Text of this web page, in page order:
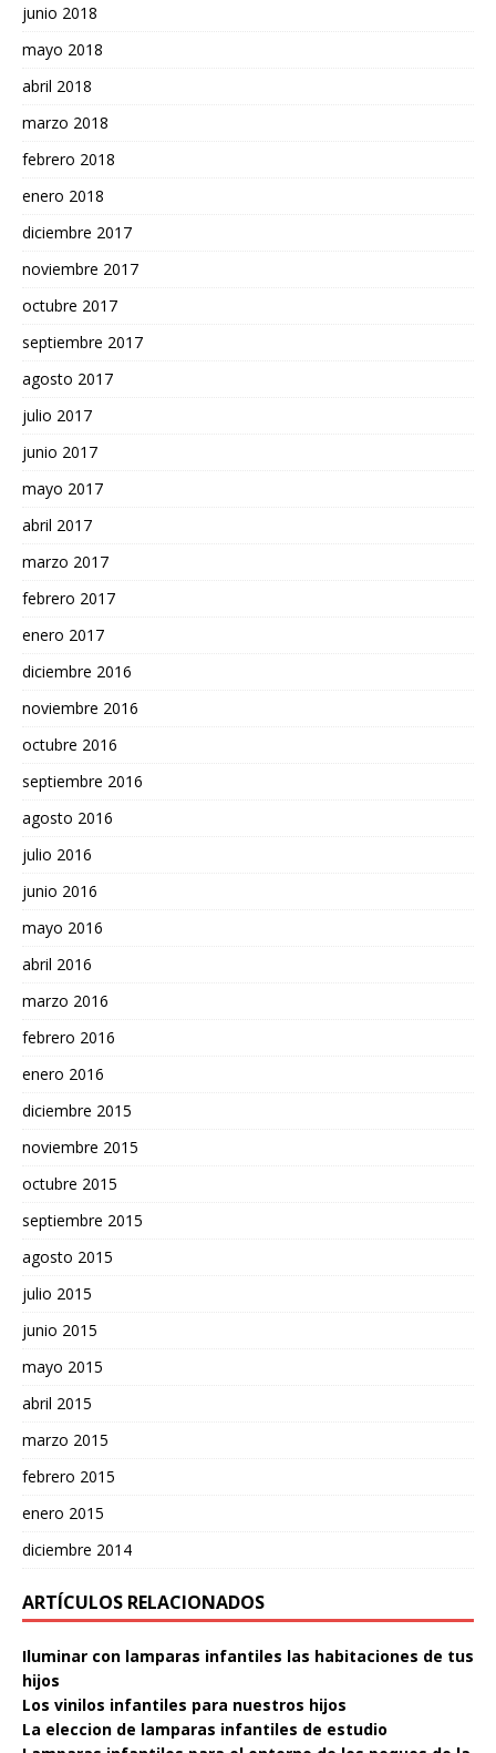
junio 2018
mayo 2018
abril 2018
marzo 2018
febrero 2018
enero 2018
diciembre 2017
noviembre 2017
octubre 2017
septiembre 2017
agosto 2017
julio 2017
junio 2017
mayo 2017
abril 2017
marzo 2017
febrero 2017
enero 2017
diciembre 2016
noviembre 2016
octubre 2016
septiembre 2016
agosto 2016
julio 2016
junio 2016
mayo 2016
abril 2016
marzo 2016
febrero 2016
enero 2016
diciembre 2015
noviembre 2015
octubre 2015
septiembre 2015
agosto 2015
julio 2015
junio 2015
mayo 2015
abril 2015
marzo 2015
febrero 2015
enero 2015
diciembre 2014
ARTÍCULOS RELACIONADOS
Iluminar con lamparas infantiles las habitaciones de tus
hijos
Los vinilos infantiles para nuestros hijos
La eleccion de lamparas infantiles de estudio